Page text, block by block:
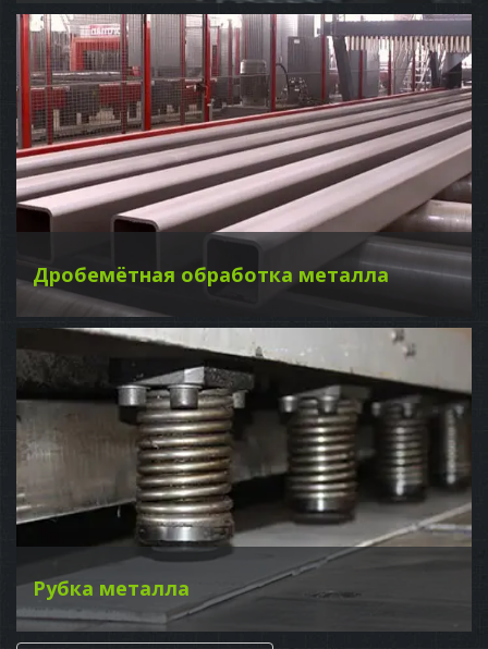
Дробемётная обработка металла
Рубка металла